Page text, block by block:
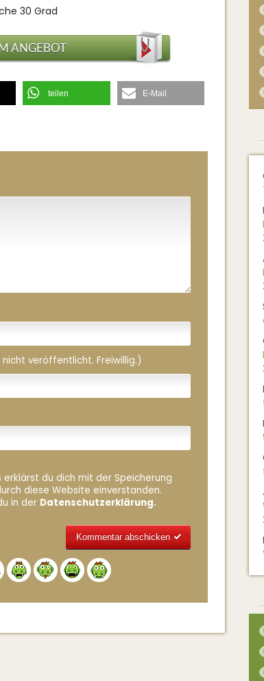
30 Grad
ANGEBOT
teilen E-Mail
veröffentlicht. Freiwillig.)
du dich mit der Speicherung
diese Website einverstanden.
in der Datenschutzerklärung.